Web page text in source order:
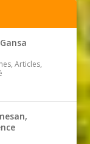
Articles,